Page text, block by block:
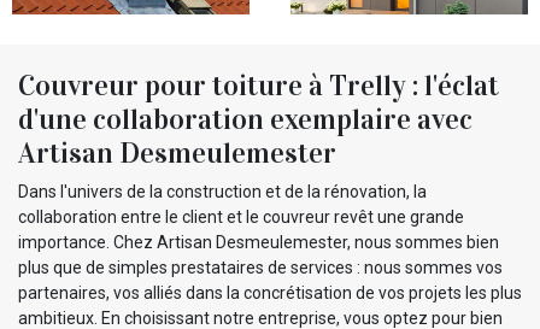
Couvreur pour toiture à Trelly : l'éclat
d'une collaboration exemplaire avec
Artisan Desmeulemester
Dans l'univers de la construction et de la rénovation, la
collaboration entre le client et le couvreur revêt une grande
importance. Chez Artisan Desmeulemester, nous sommes bien
plus que de simples prestataires de services : nous sommes vos
partenaires, vos alliés dans la concrétisation de vos projets les plus
ambitieux. En choisissant notre entreprise, vous optez pour bien